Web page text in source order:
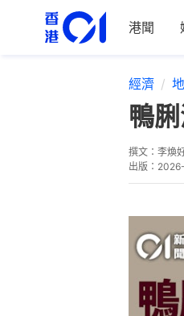
港聞
經濟
鴨
撰文： 李煥
出版：